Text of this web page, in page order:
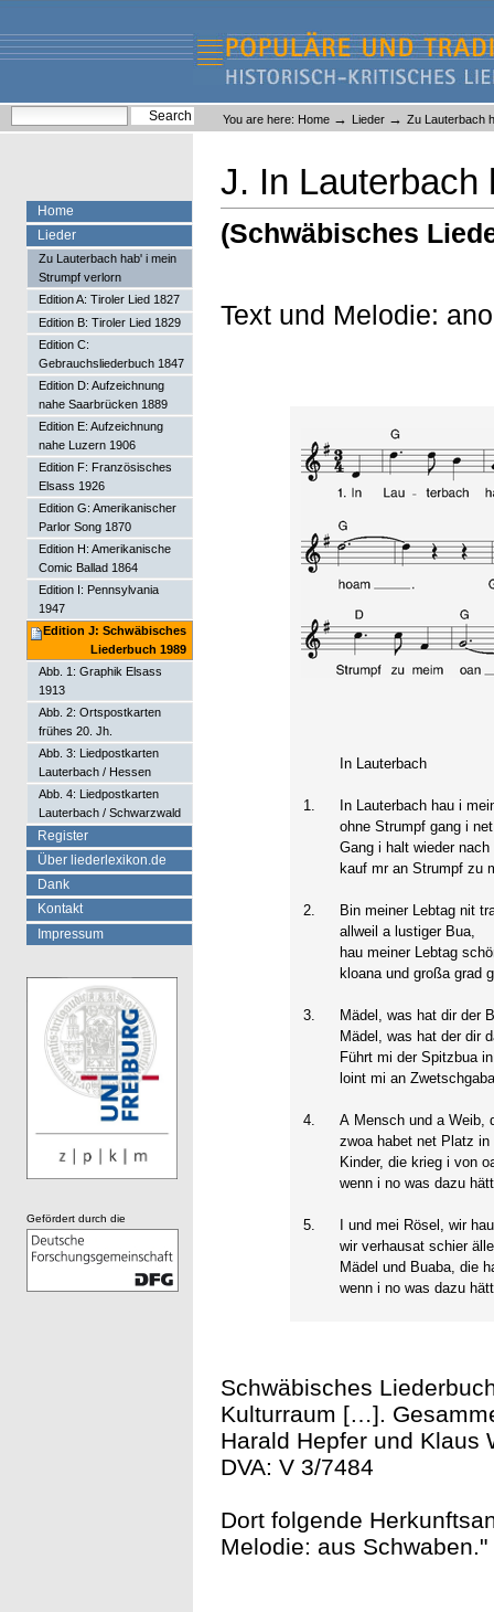
content.
navigation
Liederlexikon
Personal
tools
You are here: Home → Lieder → Zu Lauterbach
J. In Lauterbach
(Schwäbisches
Text und Melodie:
In Lauterbach
1.
In Lauterbach hau i
ohne Strumpf gang i
Gang i halt wieder
kauf mr an Strumpf zu
2.
Bin meiner Lebtag nit
allweil a lustiger Bua,
hau meiner Lebtag
kloana und großa grad
3.
Mädel, was hat dir der
Mädel, was hat der dir
Führt mi der Spitzbua
loint mi an
4.
A Mensch und a Weib,
zwoa habet net Platz
Kinder, die krieg i von
wenn i no was dazu
5.
I und mei Rösel, wir
wir verhausat schier
Mädel und Buaba, die
wenn i no was dazu
Schwäbisches
Kulturraum […].
Harald Hepfer und Klaus
DVA: V 3/7484
Dort folgende
Melodie: aus Schwaben."
Home
Lieder
Zu Lauterbach hab' i mein
Strumpf verlorn
Edition A: Tiroler Lied 1827
Edition B: Tiroler Lied 1829
Edition C:
Gebrauchsliederbuch 1847
Edition D: Aufzeichnung
nahe Saarbrücken 1889
Edition E: Aufzeichnung
nahe Luzern 1906
Edition F: Französisches
Elsass 1926
Edition G: Amerikanischer
Parlor Song 1870
Edition H: Amerikanische
Comic Ballad 1864
Edition I: Pennsylvania
1947
Edition J: Schwäbisches
Liederbuch 1989
Abb. 1: Graphik Elsass
1913
Abb. 2: Ortspostkarten
frühes 20. Jh.
Abb. 3: Liedpostkarten
Lauterbach / Hessen
Abb. 4: Liedpostkarten
Lauterbach / Schwarzwald
Register
Über liederlexikon.de
Dank
Kontakt
Impressum
Gefördert durch die